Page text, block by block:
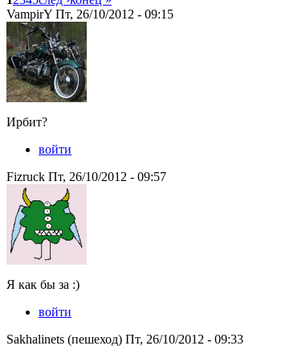
VampirY Пт, 26/10/2012 - 09:15
Ирбит?
войти
Fizruck Пт, 26/10/2012 - 09:57
Я как бы за :)
войти
Sakhalinets (пешеход) Пт, 26/10/2012 - 09:33